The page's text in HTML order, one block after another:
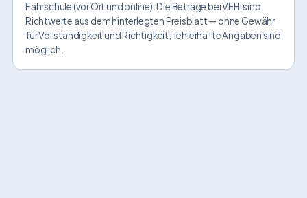
Fahrschule (vor Ort und online). Die Beträge bei VEHI sind
Richtwerte aus dem hinterlegten Preisblatt — ohne Gewähr
für Vollständigkeit und Richtigkeit; fehlerhafte Angaben sind
möglich.